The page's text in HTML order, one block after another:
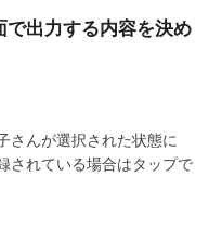
で出力する内容を決め
さんが選択された状態に
されている場合はタップで